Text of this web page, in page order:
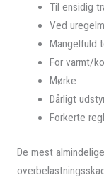
Til ensidig
Ved
Mangelfuld
For varmt/
Mørke
Dårligt
Forkerte
De mest